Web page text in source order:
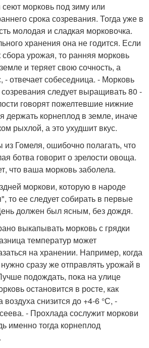
морковь под зиму или
срока созревания. Тогда уже в
молодая и сладкая морковочка.
хранения она не годится. Если
сбора урожая, то ранняя морковь
и теряет свою сочность, а
- отвечает собеседница. - Морковь
следует выращивать 80 -
говорят пожелтевшие нижние
держать корнеплод в земле, иначе
рыхлой, а это ухудшит вкус.
Гомеля, ошибочно полагать, что
ботва говорит о зрелости овоща.
что ваша морковь заболела.
моркови, которую в народе
то ее следует собирать в первые
должен был ясным, без дождя.
выкапывать морковь с грядки
температур может
на хранении. Например, когда
сразу же отправлять урожай в
подождать, пока на улице
остановится в росте, как
воздуха снизится до +4-6 °С, -
- Прохлада сослужит моркови
именно тогда корнеплод